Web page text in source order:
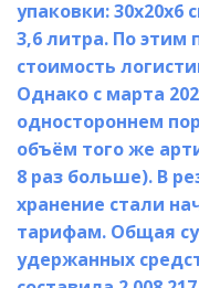
упаковки: 30х20х6
3,6 литра. По этим
стоимость
Однако с марта
одностороннем
объём того же
8 раз больше). В
хранение стали
тарифам. Общая
удержанных